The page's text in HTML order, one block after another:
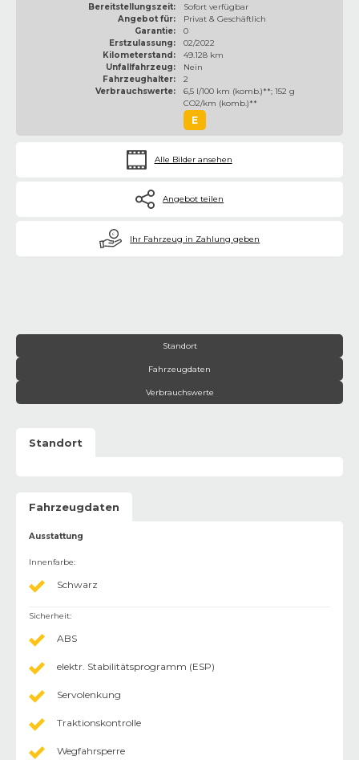
Bereitstellungszeit:
Sofort verfügbar
Angebot für:
Privat & Geschäftlich
Garantie:
0
Erstzulassung:
02/2022
Kilometerstand:
49.128 km
Unfallfahrzeug:
Nein
Fahrzeughalter:
2
Verbrauchswerte:
6,5 l/100 km (komb.)**; 152 g
CO2/km (komb.)**
E
Alle Bilder ansehen
Angebot teilen
€ Ihr Fahrzeug in Zahlung geben
Standort
Fahrzeugdaten
Verbrauchswerte
Standort
Fahrzeugdaten
Ausstattung
Innenfarbe:
Schwarz
Sicherheit:
ABS
elektr. Stabilitätsprogramm (ESP)
Servolenkung
Traktionskontrolle
Wegfahrsperre